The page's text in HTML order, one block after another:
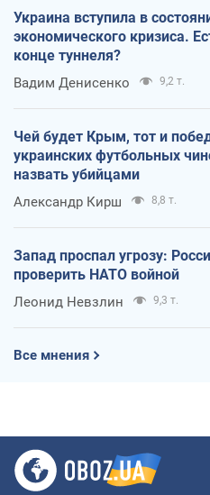
Украина вступила в
экономического кризиса.
конце туннеля?
Вадим Денисенко 9,2 т.
Чей будет Крым, тот и
украинских футбольных
назвать убийцами
Александр Кирш 8,8 т.
Запад проспал угрозу:
проверить НАТО войной
Леонид Невзлин 9,3 т.
Все мнения